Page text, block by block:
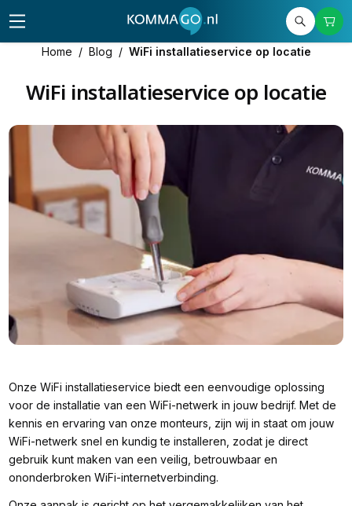
Home / Blog / WiFi installatieservice op locatie
WiFi installatieservice op locatie
Onze WiFi installatieservice biedt een eenvoudige oplossing
voor de installatie van een WiFi-netwerk in jouw bedrijf. Met de
kennis en ervaring van onze monteurs, zijn wij in staat om jouw
WiFi-netwerk snel en kundig te installeren, zodat je direct
gebruik kunt maken van een veilig, betrouwbaar en
ononderbroken WiFi-internetverbinding.